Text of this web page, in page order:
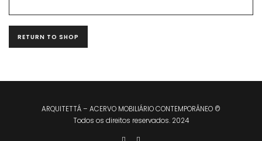
RETURN TO SHOP
ARQUITETTÁ – ACERVO MOBILIÁRIO CONTEMPORÂNEO ©
Todos os direitos reservados. 2024